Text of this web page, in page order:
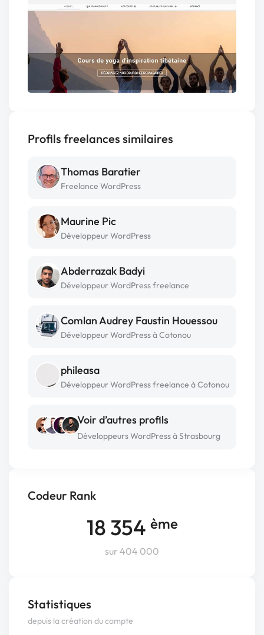
Codeur Rank
18 354 ème
sur 404 000
Statistiques
depuis la création du compte
Profils freelances similaires
Thomas Baratier
Freelance WordPress
Maurine Pic
Développeur WordPress
Abderrazak Badyi
Développeur WordPress freelance
Comlan Audrey Faustin Houessou
Développeur WordPress à Cotonou
phileasa
Développeur WordPress freelance à Cotonou
Voir d’autres profils
Développeurs WordPress à Strasbourg